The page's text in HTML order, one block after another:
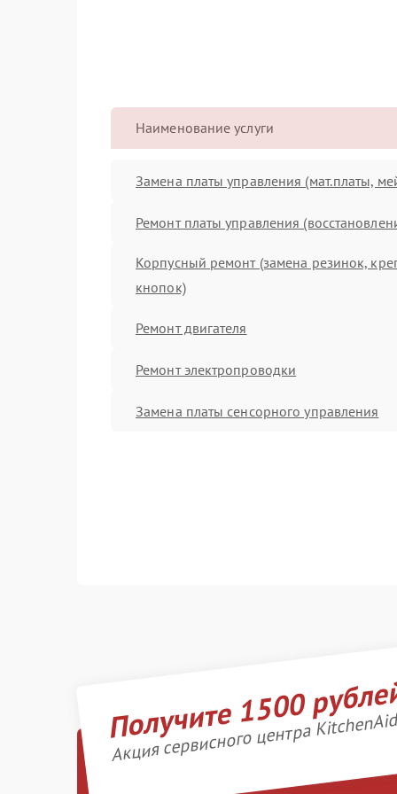
Наименование услуги
Замена платы управления (мат.платы,
Ремонт платы управления
Корпусный ремонт (замена резинок,
кнопок)
Ремонт двигателя
Ремонт электропроводки
Замена платы сенсорного управления
Получите 1500
Акция сервисного центра